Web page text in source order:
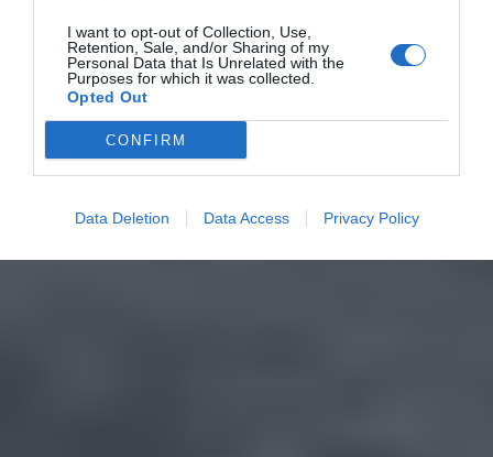
I want to opt-out of Collection, Use,
Retention, Sale, and/or Sharing of my
Personal Data that Is Unrelated with the
Purposes for which it was collected.
Opted Out
CONFIRM
Data Deletion Data Access Privacy Policy